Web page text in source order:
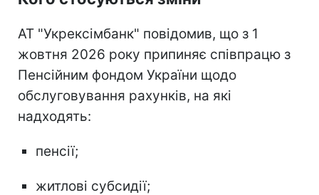
АТ "Укрексімбанк" повідомив, що з 1
жовтня 2026 року припиняє співпрацю з
Пенсійним фондом України щодо
обслуговування рахунків, на які
надходять:
пенсії;
житлові субсидії;